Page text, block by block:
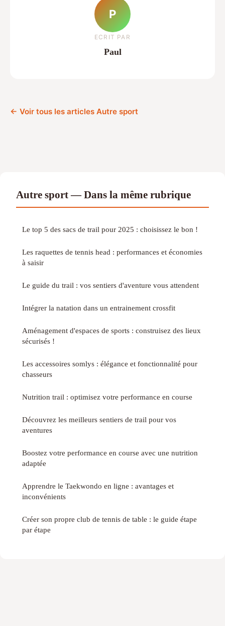
P
ECRIT PAR
Paul
← Voir tous les articles Autre sport
Autre sport — Dans la même rubrique
Le top 5 des sacs de trail pour 2025 : choisissez le bon !
Les raquettes de tennis head : performances et économies
à saisir
Le guide du trail : vos sentiers d'aventure vous attendent
Intégrer la natation dans un entrainement crossfit
Aménagement d'espaces de sports : construisez des lieux
sécurisés !
Les accessoires somlys : élégance et fonctionnalité pour
chasseurs
Nutrition trail : optimisez votre performance en course
Découvrez les meilleurs sentiers de trail pour vos
aventures
Boostez votre performance en course avec une nutrition
adaptée
Apprendre le Taekwondo en ligne : avantages et
inconvénients
Créer son propre club de tennis de table : le guide étape
par étape